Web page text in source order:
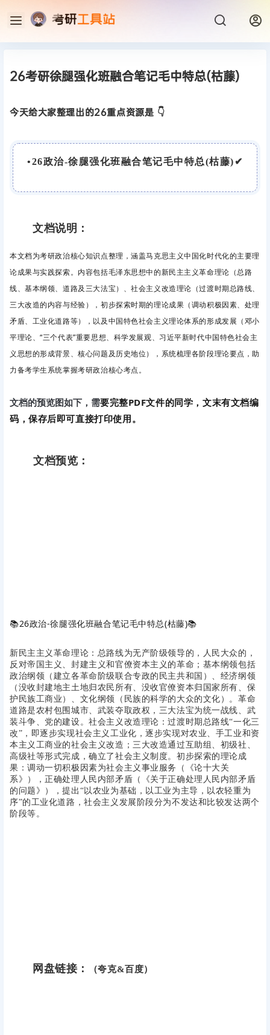
26考研徐腿强化班融合笔记毛中特总(枯藤)
今天给大家整理出的26重点资源是 👇
•26政治-徐腿强化班融合笔记毛中特总(枯藤) ✔
文档说明：
本文档为考研政治核心知识点整理，涵盖马克思主义中国化时代化的主要理
论成果与实践探索。内容包括毛泽东思想中的新民主主义革命理论（总路
线、基本纲领、道路及三大法宝）、社会主义改造理论（过渡时期总路线、
三大改造的内容与经验），初步探索时期的理论成果（调动积极因素、处理
矛盾、工业化道路等），以及中国特色社会主义理论体系的形成发展（邓小
平理论、“三个代表”重要思想、科学发展观、习近平新时代中国特色社会主
义思想的形成背景、核心问题及历史地位），系统梳理各阶段理论要点，助
力备考学生系统掌握考研政治核心考点。
文档的预览图如下，需要完整PDF文件的同学，文末有文档编
码，保存后即可直接打印使用。
文档预览：
📚26政治-徐腿强化班融合笔记毛中特总(枯藤)📚
新民主主义革命理论：总路线为无产阶级领导的，人民大众的，
反对帝国主义、封建主义和官僚资本主义的革命；基本纲领包括
政治纲领（建立各革命阶级联合专政的民主共和国）、经济纲领
（没收封建地主土地归农民所有、没收官僚资本归国家所有、保
护民族工商业）、文化纲领（民族的科学的大众的文化）。革命
道路是农村包围城市、武装夺取政权，三大法宝为统一战线、武
装斗争、党的建设。社会主义改造理论：过渡时期总路线“一化三
改”，即逐步实现社会主义工业化，逐步实现对农业、手工业和资
本主义工商业的社会主义改造；三大改造通过互助组、初级社、
高级社等形式完成，确立了社会主义制度。初步探索的理论成
果：调动一切积极因素为社会主义事业服务（《论十大关
系》），正确处理人民内部矛盾（《关于正确处理人民内部矛盾
的问题》），提出“以农业为基础，以工业为主导，以农轻重为
序”的工业化道路，社会主义发展阶段分为不发达和比较发达两个
阶段等。
网盘链接： （夸克&百度）